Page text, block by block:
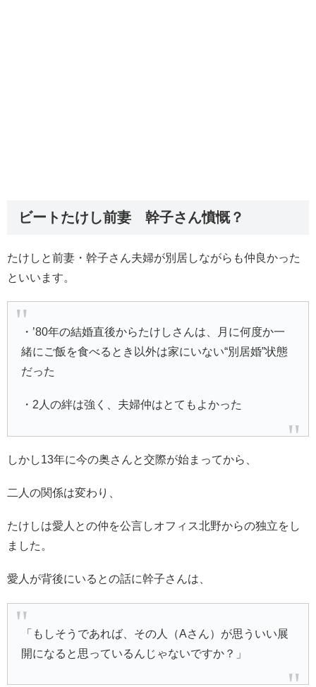
ビートたけし前妻 幹子さん憤慨？
たけしと前妻・幹子さん夫婦が別居しながらも仲良かった
といいます。
・’80年の結婚直後からたけしさんは、月に何度か一
緒にご飯を食べるとき以外は家にいない“別居婚”状態
だった
・2人の絆は強く、夫婦仲はとてもよかった
しかし13年に今の奥さんと交際が始まってから、
二人の関係は変わり、
たけしは愛人との仲を公言しオフィス北野からの独立をし
ました。
愛人が背後にいるとの話に幹子さんは、
「もしそうであれば、その人（Aさん）が思ういい展
開になると思っているんじゃないですか？」